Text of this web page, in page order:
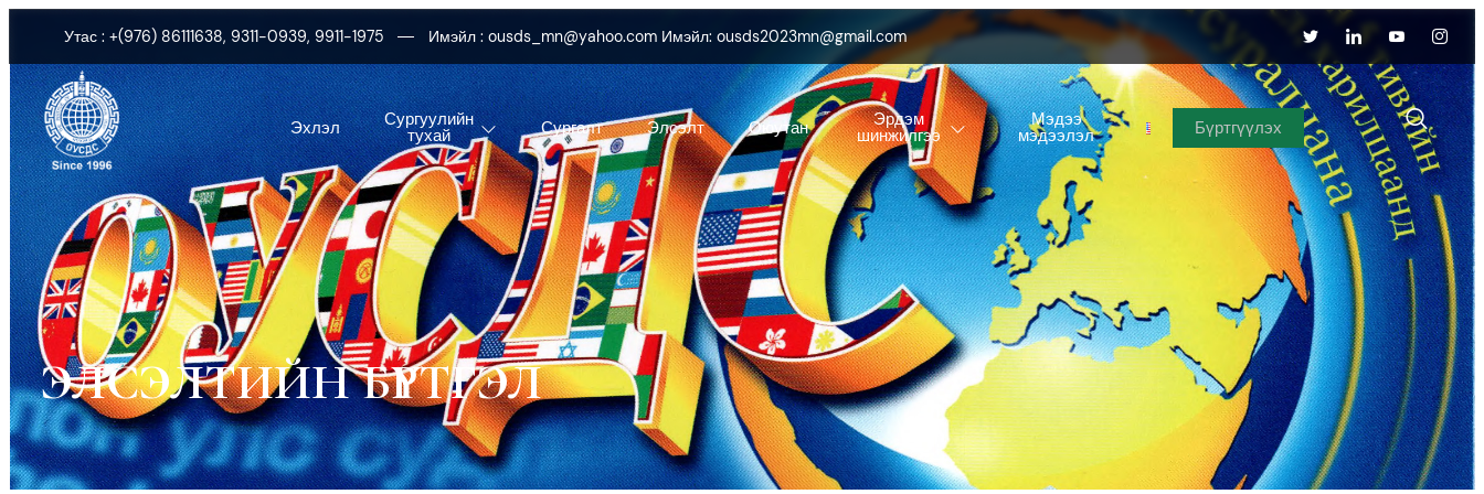
Утас : +(976) 86111638, 9311-0939, 9911-1975 Имэйл : ousds_mn@yahoo.com Имэйл: ousds2023mn@gmail.com
Эхлэл Сургуулийн
тухай Сургалт Элсэлт Оюутан Эрдэм
шинжилгээ
Мэдээ
мэдээлэл Бүртгүүлэх
ЭЛСЭЛТИЙН БҮРТГЭЛ​